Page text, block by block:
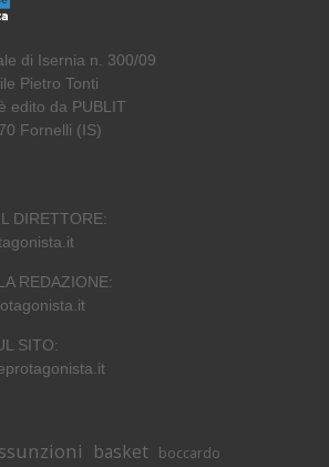
di Isernia n. 300/09
Pietro Tonti
edito da PUBLIT
Fornelli (IS)
DIRETTORE:
REDAZIONE:
SITO:
basket boccardo